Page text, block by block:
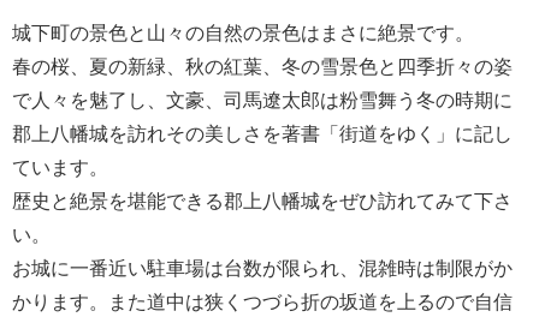
城下町の景色と山々の自然の景色はまさに絶景です。
春の桜、夏の新緑、秋の紅葉、冬の雪景色と四季折々の姿
で人々を魅了し、文豪、司馬遼太郎は粉雪舞う冬の時期に
郡上八幡城を訪れその美しさを著書「街道をゆく」に記し
ています。
歴史と絶景を堪能できる郡上八幡城をぜひ訪れてみて下さ
い。
お城に一番近い駐車場は台数が限られ、混雑時は制限がか
かります。また道中は狭くつづら折の坂道を上るので自信